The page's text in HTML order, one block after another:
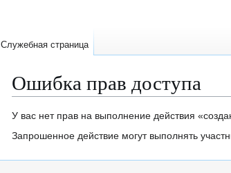
Ошибка прав доступа
Перейти
к
Перейти
к
У вас нет прав на выполнение действия
Запрошенное действие могут выполнять
Служебная страница